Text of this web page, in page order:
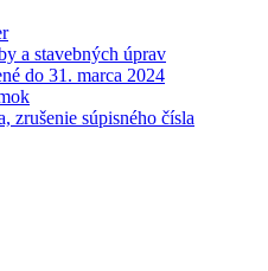
a stavebných úprav
do 31. marca 2024
zrušenie súpisného čísla